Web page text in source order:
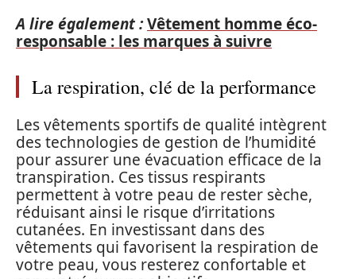
A lire également :Vêtement homme éco-
responsable : les marques à suivre
La respiration, clé de la performance
Les vêtements sportifs de qualité intègrent
des technologies de gestion de l’humidité
pour assurer une évacuation efficace de la
transpiration. Ces tissus respirants
permettent à votre peau de rester sèche,
réduisant ainsi le risque d’irritations
cutanées. En investissant dans des
vêtements qui favorisent la respiration de
votre peau, vous resterez confortable et